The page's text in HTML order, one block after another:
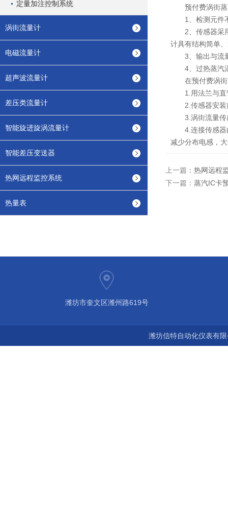
定量加注控制系统
涡街流量计
电磁流量计
超声波流量计
差压类流量计
智能旋进旋涡流量计
智能差压变送器
热网远程监控系统
热量表
预付费涡街蒸
1、检测元件不
2、传感器采用
计具有结构简单
3、输出与流量
4、过热蒸汽涡
在预付费涡街
1.用法兰与直管
2.传感器安装前
3.涡街流量传感
4.连接传感器的
减少分布电感，
上一篇： 热网远程
下一篇： 蒸汽IC卡
潍坊市奎文区潍州路619号
潍坊信特自动化仪表有